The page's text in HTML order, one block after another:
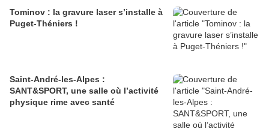
Tominov : la gravure laser s’installe à
Puget-Théniers !
Saint-André-les-Alpes :
SANT&SPORT, une salle où l’activité
physique rime avec santé